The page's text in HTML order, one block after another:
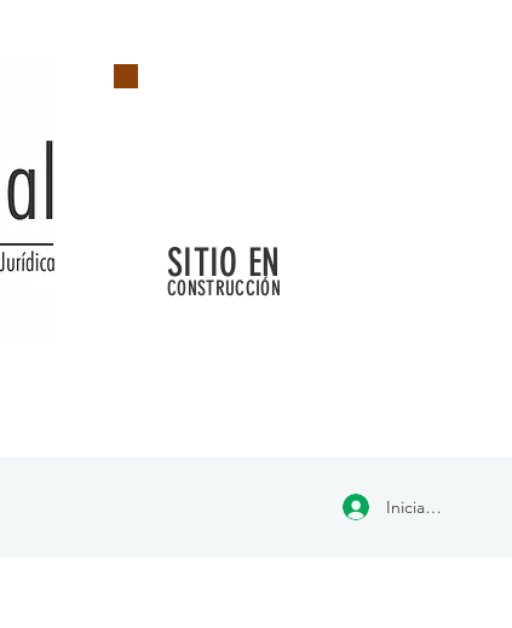
SITIO EN
CONSTRUCCIÓN
Iniciar sesión